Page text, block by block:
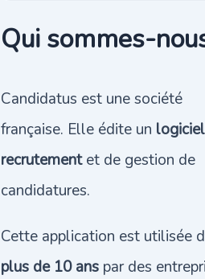
Qui sommes-
Candidatus est une société
française. Elle édite un
recrutementet de gestion de
candidatures.
Cette application est utilisée
plus de 10 ans par des